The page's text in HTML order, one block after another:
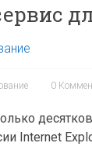
0
Internet